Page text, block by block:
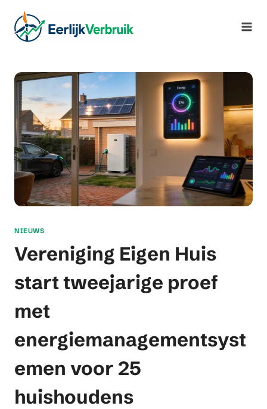
naar
NIEUWS
Vereniging Eigen Huis
start tweejarige proef
met
energiemanagementsyst
emen voor 25
huishoudens